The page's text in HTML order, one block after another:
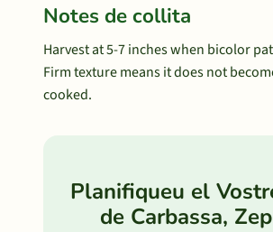
Notes de collita
Harvest at 5-7 inches when bicolor
Firm texture means it does not
cooked.
Planifiqueu el
de Carbassa,